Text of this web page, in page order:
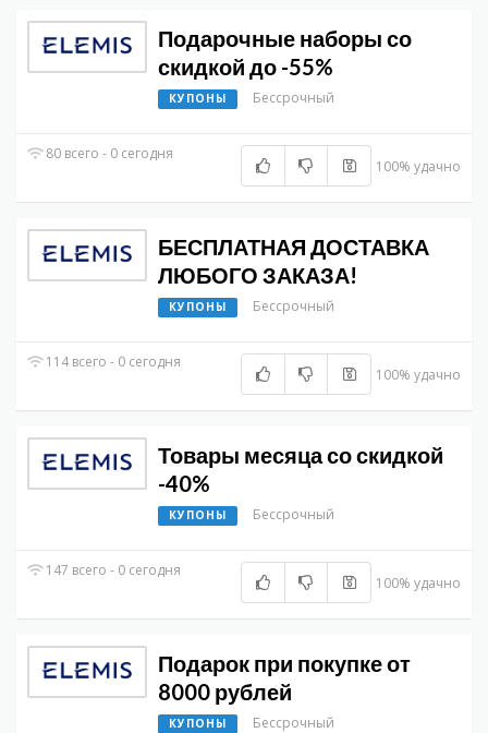
Подарочные наборы со
скидкой до -55%
КУПОНЫ Бессрочный
80 всего - 0 сегодня
100% удачно
БЕСПЛАТНАЯ ДОСТАВКА
ЛЮБОГО ЗАКАЗА!
КУПОНЫ Бессрочный
114 всего - 0 сегодня
100% удачно
Товары месяца со скидкой
-40%
КУПОНЫ Бессрочный
147 всего - 0 сегодня
100% удачно
Подарок при покупке от
8000 рублей
КУПОНЫ Бессрочный